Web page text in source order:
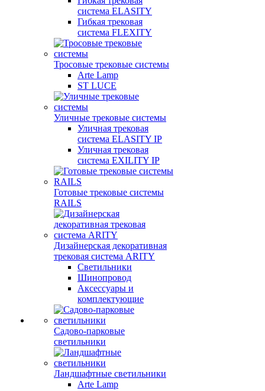
система ELASITY
Гибкая трековая
система FLEXITY
Тросовые трековые системы
Arte Lamp
ST LUCE
Уличные трековые системы
Уличная трековая
система ELASITY IP
Уличная трековая
система EXILITY IP
Готовые трековые системы
RAILS
Дизайнерская декоративная
трековая система ARITY
Светильники
Шинопровод
Аксессуары и
комплектующие
Садово-парковые
светильники
Ландшафтные светильники
Arte Lamp